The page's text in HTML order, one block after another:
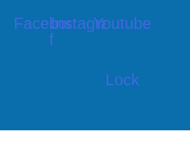
Facebook-
f
InstagramYoutube
Lock